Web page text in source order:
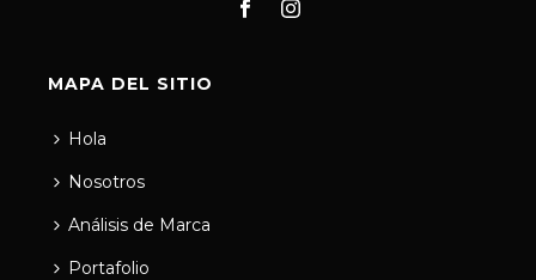
MAPA DEL SITIO
Hola
Nosotros
Análisis de Marca
Portafolio